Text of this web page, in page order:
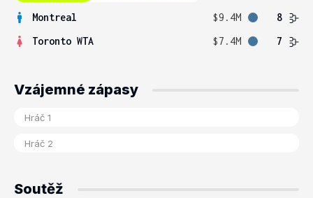
Montreal $9.4M
8
Toronto WTA
$7.4M 7
Vzájemné zápasy
Soutěž